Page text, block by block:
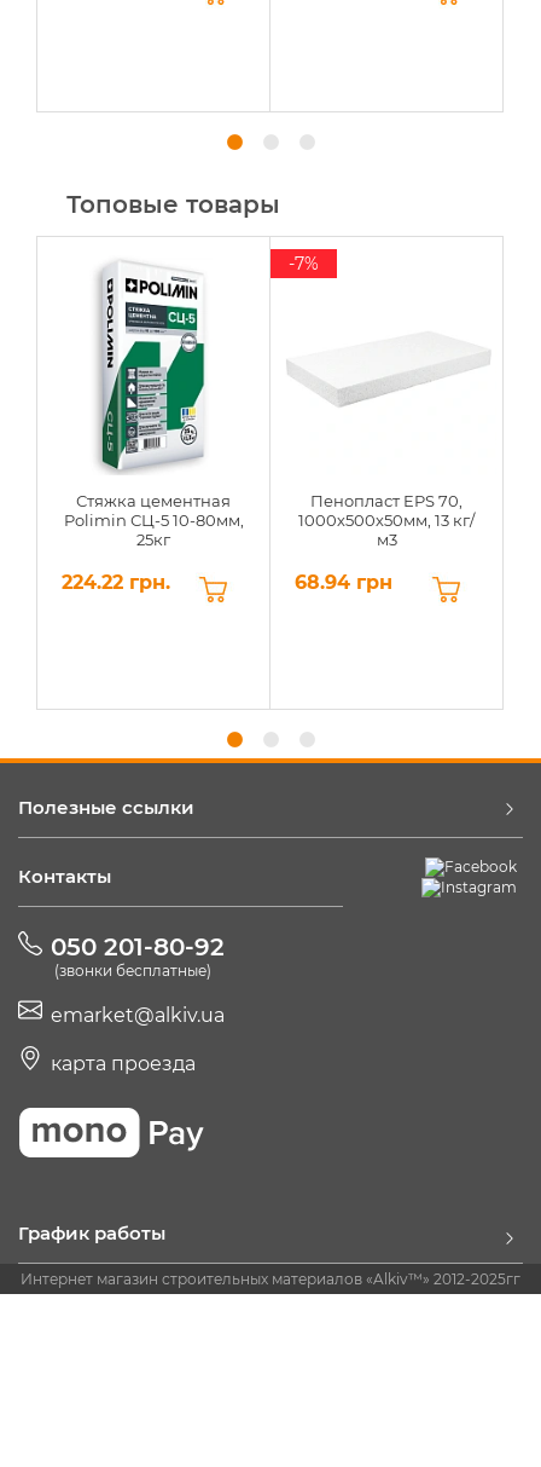
Топовые товары
Стяжка цементная
Polimin СЦ-5 10-80мм,
25кг
224.22 грн.
Пенопласт EPS 70,
1000х500х50мм, 13 кг/
м3
68.94 грн
-7%
Полезные ссылки
Контакты
050 201-80-92
(звонки бесплатные)
emarket@alkiv.ua
карта проезда
График работы
Интернет магазин строительных материалов «Alkiv™» 2012-2025гг